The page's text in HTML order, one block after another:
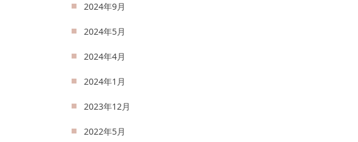
2024年9月
2024年5月
2024年4月
2024年1月
2023年12月
2022年5月